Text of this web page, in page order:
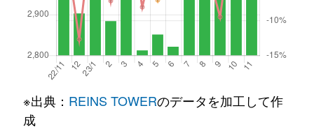
※出典： REINS TOWERのデータを加工して作
成